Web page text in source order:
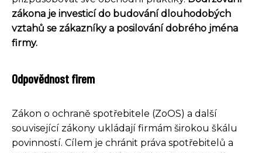
zákona je investicí do budování dlouhodobých
vztahů se zákazníky a posilování dobrého jména
firmy.
Odpovědnost firem
Zákon o ochraně spotřebitele (ZoOS) a další
související zákony ukládají firmám širokou škálu
povinností. Cílem je chránit práva spotřebitelů a